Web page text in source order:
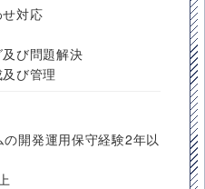
せ対応
び問題解決
び管理
開発運用保守経験2年以